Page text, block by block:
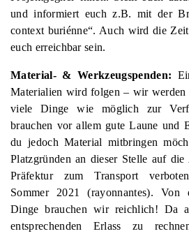
und informiert euch z.B. mit der
context buriénne“. Auch wird die
euch erreichbar sein.
Material- & Werkzeugspenden:
Materialien wird folgen – wir werden
viele Dinge wie möglich zur
brauchen vor allem gute Laune und
du jedoch Material mitbringen
Platzgründen an dieser Stelle auf
Präfektur zum Transport
Sommer 2021 (rayonnantes). Von
Dinge brauchen wir reichlich! Da
entsprechenden Erlass zu